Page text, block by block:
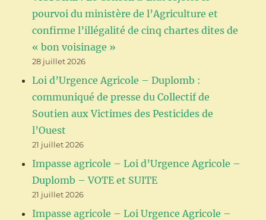
pourvoi du ministère de l’Agriculture et
confirme l’illégalité de cinq chartes dites de
« bon voisinage »
28 juillet 2026
Loi d’Urgence Agricole – Duplomb :
communiqué de presse du Collectif de
Soutien aux Victimes des Pesticides de
l’Ouest
21 juillet 2026
Impasse agricole – Loi d’Urgence Agricole –
Duplomb – VOTE et SUITE
21 juillet 2026
Impasse agricole – Loi Urgence Agricole –